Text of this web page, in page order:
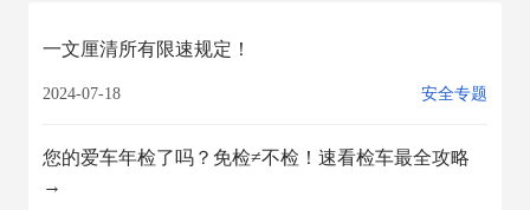
一文厘清所有限速规定！
2024-07-18 安全专题
您的爱车年检了吗？免检≠不检！速看检车最全攻略
→